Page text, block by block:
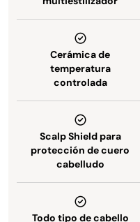
Cerámica de
temperatura
controlada
Scalp Shield para
protección de cuero
cabelludo
Todo tipo de cabello